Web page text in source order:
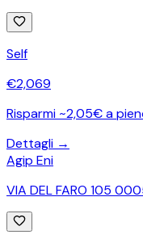
Self
€2,069
Risparmi ~2,05€ a
Dettagli →
Agip Eni
VIA DEL FARO 105